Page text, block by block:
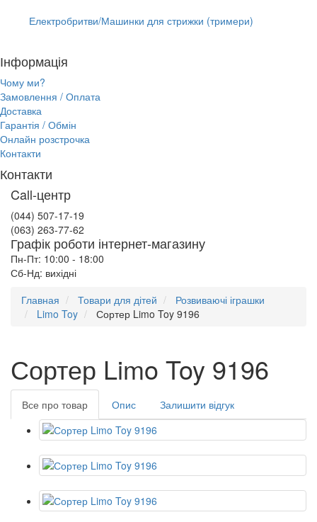
Електробритви/Машинки для стрижки (тримери)
Інформація
Чому ми?
Замовлення / Оплата
Доставка
Гарантія / Обмін
Онлайн розстрочка
Контакти
Контакти
Call-центр
(044) 507-17-19
(063) 263-77-62
Графік роботи інтернет-магазину
Пн-Пт: 10:00 - 18:00
Сб-Нд: вихідні
Главная
Товари для дітей
Розвиваючі іграшки
Limo Toy
Сортер Limo Toy 9196
Сортер Limo Toy 9196
Все про товар Опис Залишити відгук